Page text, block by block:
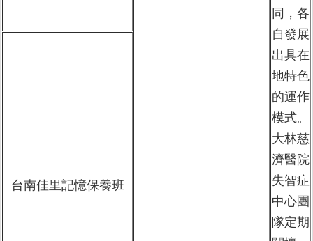
同，各
自發展
出具在
地特色
的運作
模式。
大林慈
濟醫院
失智症
中心團
隊定期
台南佳里記憶保養班